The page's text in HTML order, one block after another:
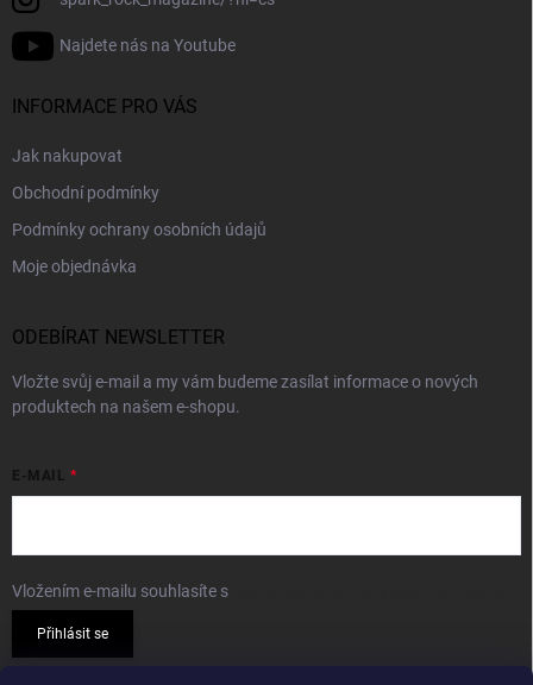
Najdete nás na Youtube
INFORMACE PRO VÁS
Jak nakupovat
Obchodní podmínky
Podmínky ochrany osobních údajů
Moje objednávka
ODEBÍRAT NEWSLETTER
Vložte svůj e-mail a my vám budeme zasílat informace o nových
produktech na našem e-shopu.
E-MAIL
Vložením e-mailu souhlasíte s
Přihlásit se